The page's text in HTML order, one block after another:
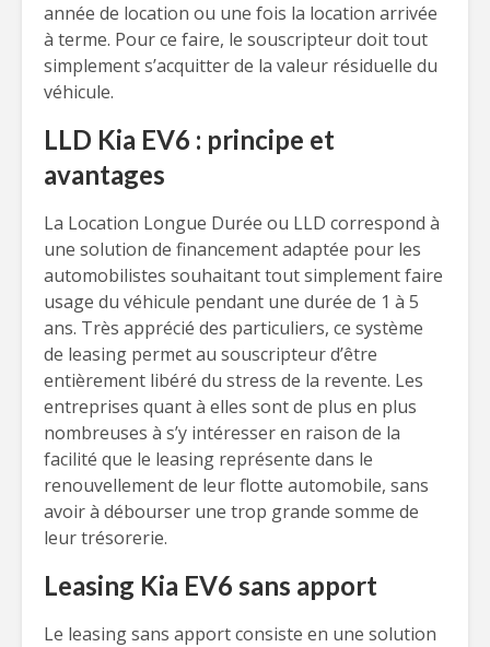
année de location ou une fois la location arrivée
à terme. Pour ce faire, le souscripteur doit tout
simplement s’acquitter de la valeur résiduelle du
véhicule.
LLD Kia EV6 : principe et
avantages
La Location Longue Durée ou LLD correspond à
une solution de financement adaptée pour les
automobilistes souhaitant tout simplement faire
usage du véhicule pendant une durée de 1 à 5
ans. Très apprécié des particuliers, ce système
de leasing permet au souscripteur d’être
entièrement libéré du stress de la revente. Les
entreprises quant à elles sont de plus en plus
nombreuses à s’y intéresser en raison de la
facilité que le leasing représente dans le
renouvellement de leur flotte automobile, sans
avoir à débourser une trop grande somme de
leur trésorerie.
Leasing Kia EV6 sans apport
Le leasing sans apport consiste en une solution